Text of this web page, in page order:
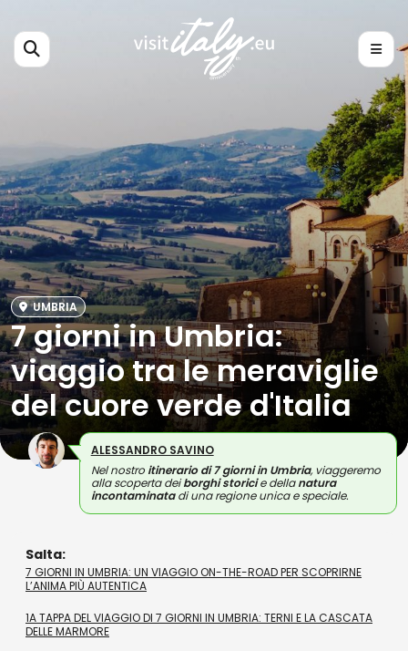
UMBRIA
7 giorni in Umbria:
viaggio tra le meraviglie
del cuore verde d'Italia
ALESSANDRO SAVINO
Nel nostro itinerario di 7 giorni in Umbria, viaggeremo
alla scoperta deiborghi storicie dellanatura
incontaminatadi una regione unica e speciale.
Salta:
7 GIORNI IN UMBRIA: UN VIAGGIO ON-THE-ROAD PER SCOPRIRNE
L’ANIMA PIÙ AUTENTICA
1A TAPPA DEL VIAGGIO DI 7 GIORNI IN UMBRIA: TERNI E LA CASCATA
DELLE MARMORE